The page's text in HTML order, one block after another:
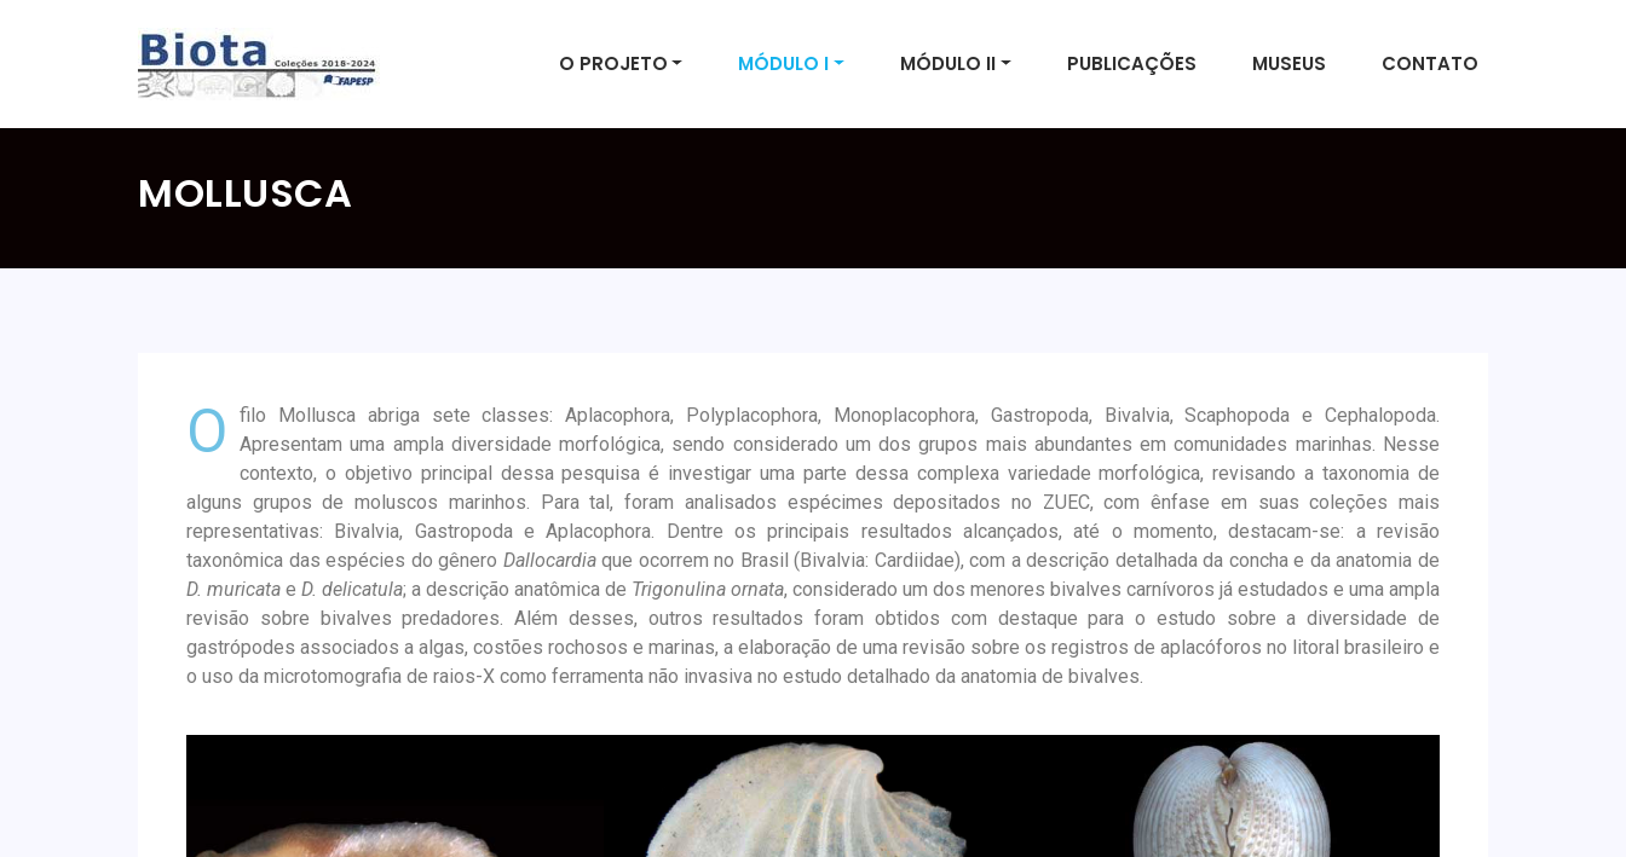
O PROJETO MÓDULO I MÓDULO II PUBLICAÇÕES MUSEUS CONTATO
MOLLUSCA
O
filo Mollusca abriga sete classes: Aplacophora, Polyplacophora, Monoplacophora, Gastropoda, Bivalvia, Scaphopoda e Cephalopoda.
Apresentam uma ampla diversidade morfológica, sendo considerado um dos grupos mais abundantes em comunidades marinhas. Nesse
contexto, o objetivo principal dessa pesquisa é investigar uma parte dessa complexa variedade morfológica, revisando a taxonomia de
alguns grupos de moluscos marinhos. Para tal, foram analisados espécimes depositados no ZUEC, com ênfase em suas coleções mais
representativas: Bivalvia, Gastropoda e Aplacophora. Dentre os principais resultados alcançados, até o momento, destacam-se: a revisão
taxonômica das espécies do gênero Dallocardiaque ocorrem no Brasil (Bivalvia: Cardiidae), com a descrição detalhada da concha e da anatomia de
D. muricata e D. delicatula; a descrição anatômica de Trigonulina ornata, considerado um dos menores bivalves carnívoros já estudados e uma ampla
revisão sobre bivalves predadores. Além desses, outros resultados foram obtidos com destaque para o estudo sobre a diversidade de
gastrópodes associados a algas, costões rochosos e marinas, a elaboração de uma revisão sobre os registros de aplacóforos no litoral brasileiro e
o uso da microtomografia de raios-X como ferramenta não invasiva no estudo detalhado da anatomia de bivalves.